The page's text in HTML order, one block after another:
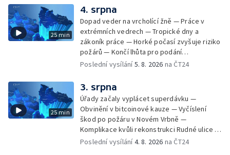
depozitu Vlastivědného muzea Olomouc —
Zakládání nových dětských skupin — Výběr
ze sociálních sítí Události Ostrava — Tresty
pro fotbalisty za korupci — Po stopách
Gebharda Blüchera
25 min
4. srpna
Dopad veder na vrcholící žně — Práce v
extrémních vedrech — Tropické dny a
zákoník práce — Horké počasí zvyšuje riziko
požárů — Končí lhůta pro podání
kandidátních listin — Končí lhůta pro podání
rozsudek v lihové kauze — Výročí
zavraždění Václava III. v Olomouci — Těžba
unikátní rašeliny pro lázně v Karlově
Studánce — Výběr ze sociálních sítí ČT —
Nový program pro léčbu obezity —
Olomoucké (nejen) shakespearovské léto
Poslední vysílání5. 8. 2026 na ČT24
25 min
3. srpna
Úřady začaly vyplácet superdávku —
Obvinění v bitcoinové kauze — Vyčíslení
škod po požáru v Novém Vrbně —
Komplikace kvůli rekonstrukci Rudné ulice —
Nárůst zájmu o klimatizace — Výluka vlaků
Poslední vysílání4. 8. 2026 na ČT24